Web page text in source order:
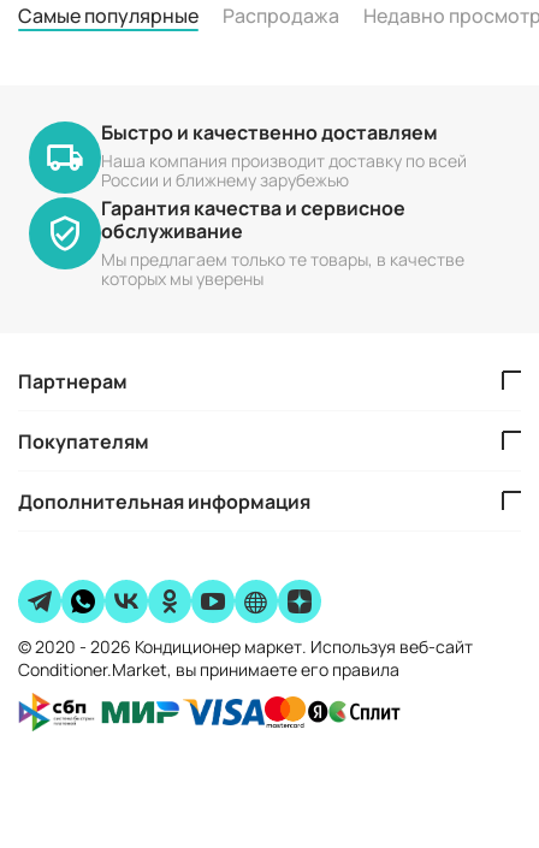
Самые популярные Распродажа Недавно
Быстро и качественно доставляем
Наша компания производит доставку по всей
России и ближнему зарубежью
Гарантия качества и сервисное
обслуживание
Мы предлагаем только те товары, в качестве
которых мы уверены
Партнерам
Покупателям
Дополнительная информация
© 2020 - 2026 Кондиционер маркет. Используя веб-сайт
Conditioner.Market, вы принимаете его правила